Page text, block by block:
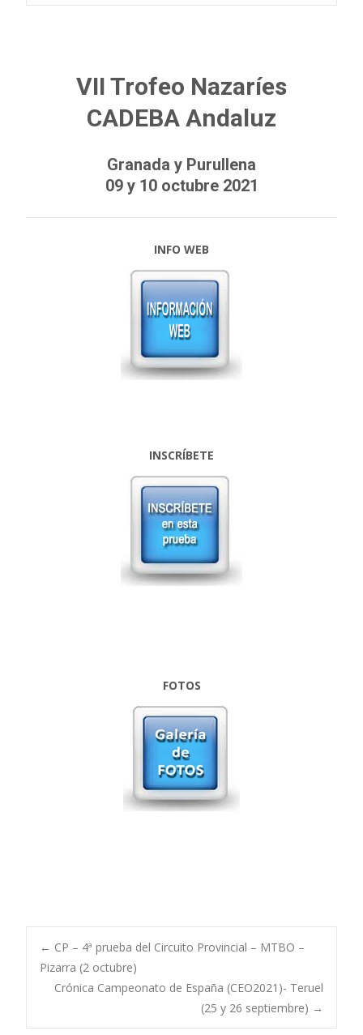
VII Trofeo Nazaríes
CADEBA Andaluz
Granada y Purullena
09 y 10 octubre 2021
INFO WEB
INSCRÍBETE
FOTOS
Post
navigation
← CP – 4ª prueba del Circuito Provincial – MTBO –
Pizarra (2 octubre)
Crónica Campeonato de España (CEO2021)- Teruel
(25 y 26 septiembre) →